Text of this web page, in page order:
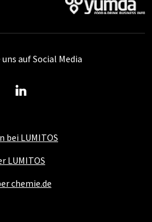
bei LUMITOS
LUMITOS
chemie.de
auf Social Media